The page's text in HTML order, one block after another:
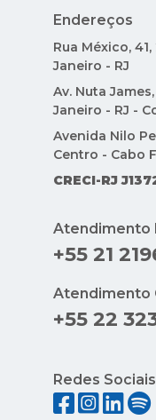
Endereços
Rua México,
Janeiro - RJ
Av. Nuta
Janeiro - RJ -
Avenida Nilo
Centro - Cabo
CRECI-RJ
Atendimento
+55 21
Atendimento
+55 22
Redes Sociais